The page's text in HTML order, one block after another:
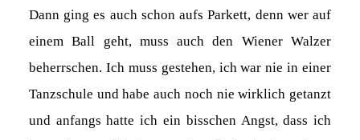
Dann ging es auch schon aufs Parkett, denn wer auf
einem Ball geht, muss auch den Wiener Walzer
beherrschen. Ich muss gestehen, ich war nie in einer
Tanzschule und habe auch noch nie wirklich getanzt
und anfangs hatte ich ein bisschen Angst, dass ich